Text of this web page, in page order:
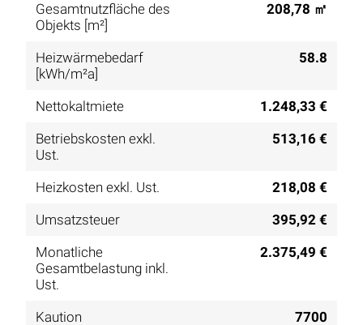
Gesamtnutzfläche des
Objekts [m²]
208,78 ㎡
Heizwärmebedarf
[kWh/m²a]
58.8
Nettokaltmiete
1.248,33 €
Betriebskosten exkl.
Ust.
513,16 €
Heizkosten exkl. Ust.
218,08 €
Umsatzsteuer
395,92 €
Monatliche
Gesamtbelastung inkl.
Ust.
2.375,49 €
Kaution
7700